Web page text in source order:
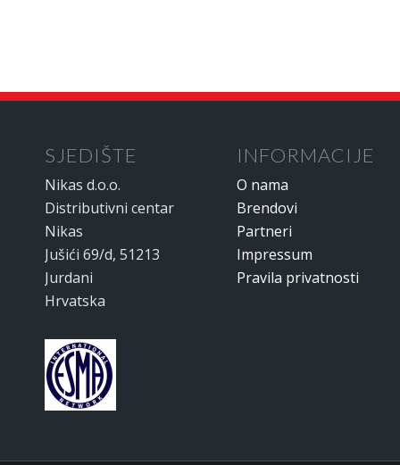
SJEDIŠTE
Nikas d.o.o.
Distributivni centar
Nikas
Jušići 69/d, 51213
Jurdani
Hrvatska
INFORMACIJE
O nama
Brendovi
Partneri
Impressum
Pravila privatnosti